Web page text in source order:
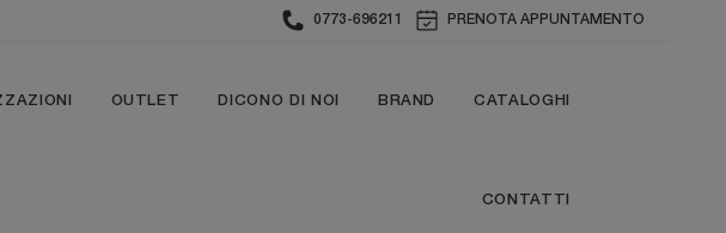
0773-696211 PRENOTA APPUNTAMENTO
OUTLET DICONO DI NOI BRAND CATALOGHI
CONTATTI